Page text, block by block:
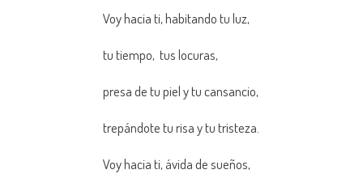
Voy hacia ti, habitando tu luz,
tu tiempo, tus locuras,
presa de tu piel y tu cansancio,
trepándote tu risa y tu tristeza.
Voy hacia ti, ávida de sueños,